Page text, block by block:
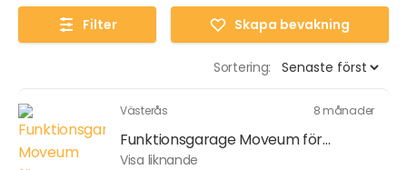
Filter Skapa bevakning
Sortering:
Västerås 8 månader
Funktionsgarage Moveum för...
Visa liknande